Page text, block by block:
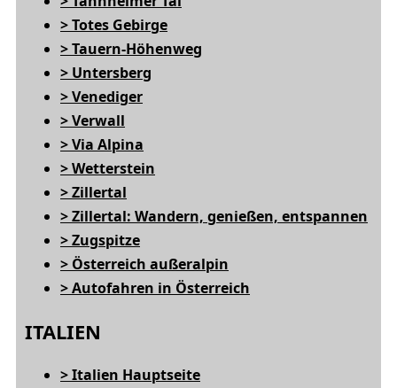
> Totes Gebirge
> Tauern-Höhenweg
> Untersberg
> Venediger
> Verwall
> Via Alpina
> Wetterstein
> Zillertal
> Zillertal: Wandern, genießen, entspannen
> Zugspitze
> Österreich außeralpin
> Autofahren in Österreich
ITALIEN
> Italien Hauptseite